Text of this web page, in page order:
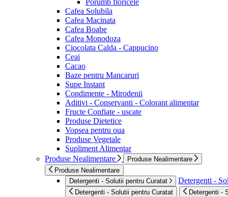
Porumb floricele
Cafea Solubila
Cafea Macinata
Cafea Boabe
Cafea Monodoza
Ciocolata Calda - Cappucino
Ceai
Cacao
Baze pentru Mancaruri
Supe Instant
Condimente - Mirodenii
Aditivi - Conservanti - Colorant alimentar
Fructe Confiate - uscate
Produse Dietetice
Vopsea pentru oua
Produse Vegetale
Supliment Alimentar
Produse Nealimentare
Produse Nealimentare
Produse Nealimentare
Detergenti - Solutii pentru Curatat
Detergenti -
Detergenti - Solutii pentru Curatat Detergenti -